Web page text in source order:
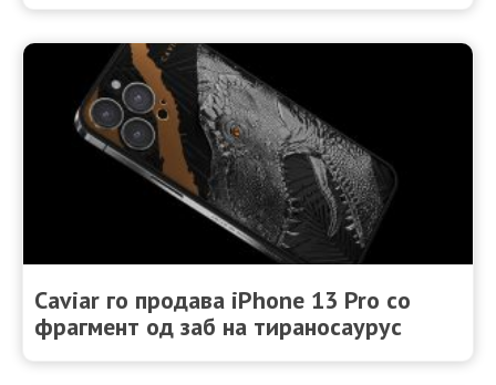
Caviar го продава iPhone 13 Pro со
фрагмент од заб на тираносаурус